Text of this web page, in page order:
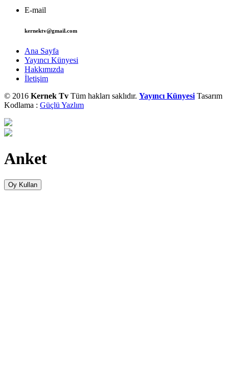
E-mail
kernektv@gmail.com
Ana Sayfa
Yayıncı Künyesi
Hakkımızda
İletişim
© 2016 Kernek Tv Tüm hakları saklıdır. Yayıncı Künyesi Tasarım
Kodlama : Güçlü Yazlım
Anket